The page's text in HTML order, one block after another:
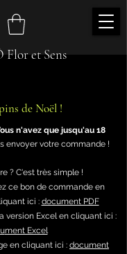
Flor et Sens
de Noël !
n'avez que jusqu'au 18
envoyer votre commande !
? C'est très simple !
ce bon de commande en
ici : document PDF
version Excel en cliquant ici :
ment Excel
en cliquant ici : document